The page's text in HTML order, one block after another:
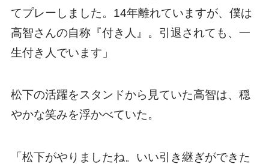
てプレーしました。14年離れていますが、僕は
高智さんの自称『付き人』。引退されても、一
生付き人でいます」
松下の活躍をスタンドから見ていた高智は、穏
やかな笑みを浮かべていた。
「松下がやりましたね。いい引き継ぎができた